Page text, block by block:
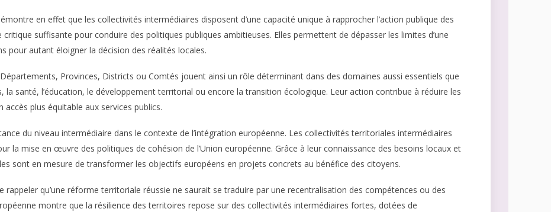
en effet que les collectivités intermédiaires disposent d’une capacité unique à rapprocher l’action publique des
suffisante pour conduire des politiques publiques ambitieuses. Elles permettent de dépasser les limites d’une
pour autant éloigner la décision des réalités locales.
Provinces, Districts ou Comtés jouent ainsi un rôle déterminant dans des domaines aussi essentiels que
la santé, l’éducation, le développement territorial ou encore la transition écologique. Leur action contribue à réduire les
plus équitable aux services publics.
du niveau intermédiaire dans le contexte de l’intégration européenne. Les collectivités territoriales intermédiaires
la mise en œuvre des politiques de cohésion de l’Union européenne. Grâce à leur connaissance des besoins locaux et
sont en mesure de transformer les objectifs européens en projets concrets au bénéfice des citoyens.
rappeler qu’une réforme territoriale réussie ne saurait se traduire par une recentralisation des compétences ou des
montre que la résilience des territoires repose sur des collectivités intermédiaires fortes, dotées de